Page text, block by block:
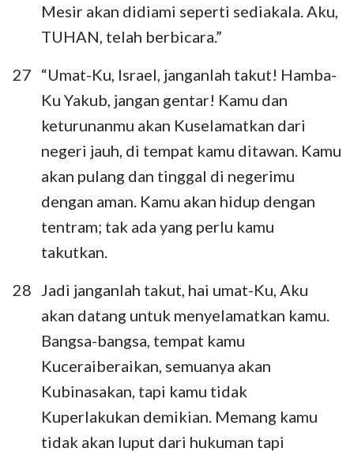
Mesir akan didiami seperti sediakala. Aku,
TUHAN, telah berbicara.”
27 “Umat-Ku, Israel, janganlah takut! Hamba-
Ku Yakub, jangan gentar! Kamu dan
keturunanmu akan Kuselamatkan dari
negeri jauh, di tempat kamu ditawan. Kamu
akan pulang dan tinggal di negerimu
dengan aman. Kamu akan hidup dengan
tentram; tak ada yang perlu kamu
takutkan.
28
Jadi janganlah takut, hai umat-Ku, Aku
akan datang untuk menyelamatkan kamu.
Bangsa-bangsa, tempat kamu
Kuceraiberaikan, semuanya akan
Kubinasakan, tapi kamu tidak
Kuperlakukan demikian. Memang kamu
tidak akan luput dari hukuman tapi